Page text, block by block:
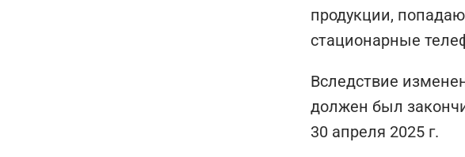
продукции,
стационарные
Вследствие
должен был
30 апреля 2025 г.